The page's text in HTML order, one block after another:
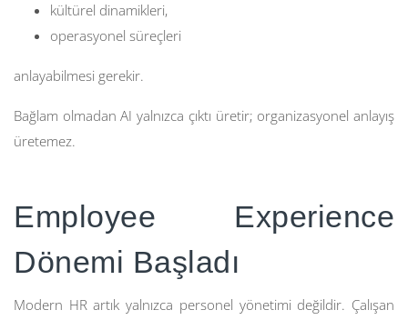
kültürel dinamikleri,
operasyonel süreçleri
anlayabilmesi gerekir.
Bağlam olmadan AI yalnızca çıktı üretir; organizasyonel anlayış
üretemez.
Employee Experience
Dönemi Başladı
Modern HR artık yalnızca personel yönetimi değildir. Çalışan